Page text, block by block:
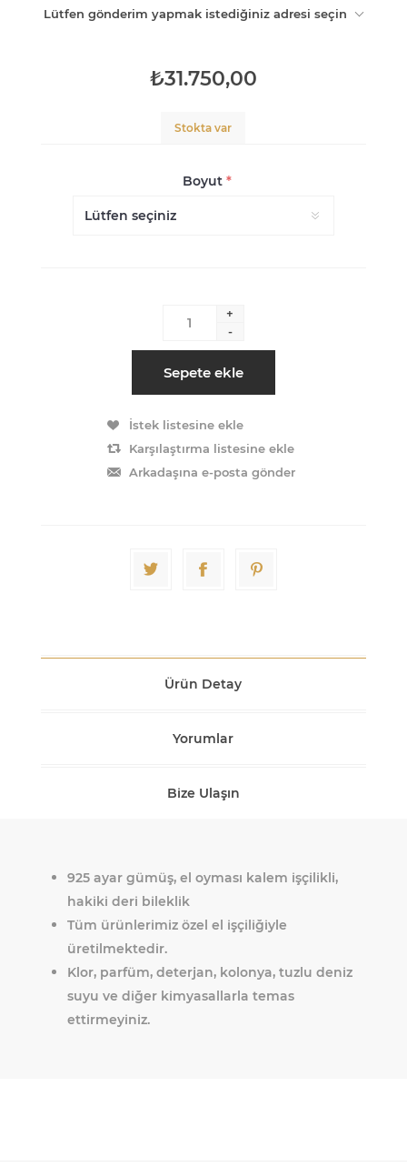
Lütfen gönderim yapmak istediğiniz adresi seçin
₺31.750,00
Stokta var
Boyut *
+
-
Sepete ekle
İstek listesine ekle
Karşılaştırma listesine ekle
Arkadaşına e-posta gönder
Ürün Detay
Yorumlar
Bize Ulaşın
925 ayar gümüş, el oyması kalem işçilikli,
hakiki deri bileklik
Tüm ürünlerimiz özel el işçiliğiyle
üretilmektedir.
Klor, parfüm, deterjan, kolonya, tuzlu deniz
suyu ve diğer kimyasallarla temas
ettirmeyiniz.